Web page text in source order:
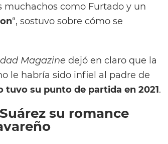
muchachos como Furtado y un
“, sostuvo sobre cómo se
Magazine dejó en claro que la
le habría sido infiel al padre de
tuvo su punto de partida en 2021.
su romance